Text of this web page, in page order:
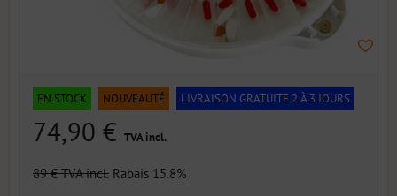
EN STOCK NOUVEAUTÉ LIVRAISON GRATUITE 2 À 3 JOURS
74,90 € TVA incl.
89 €TVA incl. Rabais 15.8%